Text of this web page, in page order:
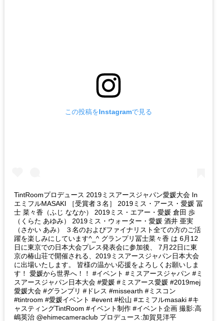
この投稿をInstagramで見る
TintRoomプロデュース 2019ミスアースジャパン愛媛大会 In
エミフルMASAKI ［受賞者３名］ 2019ミス・アース・愛媛 冨
士 菜々香（ふじ ななか） 2019ミス・エアー・愛媛 倉田 歩
（くらた あゆみ） 2019ミス・ウォーター・愛媛 酒井 亜実
（さかい あみ） ３名のおよびファイナリスト全ての方のご活
躍を楽しみにしています^_^ グランプリ冨士菜々香 は 6月12
日に東京での日本大会プレス発表会に参加後、 7月22日に東
京の椿山荘で開催される、2019ミスアースジャパン日本大会
に出場いたします。 皆様の温かい応援をよろしくお願いしま
す！ 愛媛から世界へ！！ #イベント #ミスアースジャパン #ミ
スアースジャパン日本大会 #愛媛 #ミスアース愛媛 #2019mej
愛媛大会 #グランプリ #ドレス #missearth #ミスコン
#tintroom #愛媛イベント #event #松山 #エミフルmasaki #キ
ャスティングTintRoom #イベント制作 #イベント企画 撮影:高
嶋英治 @ehimecameraclub プロデュース:加賀見洋平